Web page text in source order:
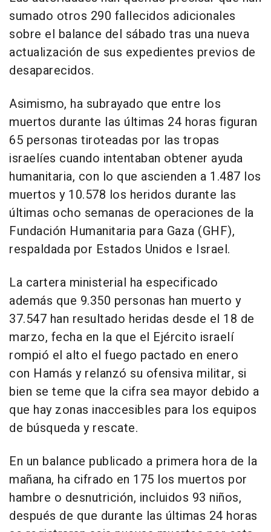
sumado otros 290 fallecidos adicionales
sobre el balance del sábado tras una nueva
actualización de sus expedientes previos de
desaparecidos.
Asimismo, ha subrayado que entre los
muertos durante las últimas 24 horas figuran
65 personas tiroteadas por las tropas
israelíes cuando intentaban obtener ayuda
humanitaria, con lo que ascienden a 1.487 los
muertos y 10.578 los heridos durante las
últimas ocho semanas de operaciones de la
Fundación Humanitaria para Gaza (GHF),
respaldada por Estados Unidos e Israel.
La cartera ministerial ha especificado
además que 9.350 personas han muerto y
37.547 han resultado heridas desde el 18 de
marzo, fecha en la que el Ejército israelí
rompió el alto el fuego pactado en enero
con Hamás y relanzó su ofensiva militar, si
bien se teme que la cifra sea mayor debido a
que hay zonas inaccesibles para los equipos
de búsqueda y rescate.
En un balance publicado a primera hora de la
mañana, ha cifrado en 175 los muertos por
hambre o desnutrición, incluidos 93 niños,
después de que durante las últimas 24 horas